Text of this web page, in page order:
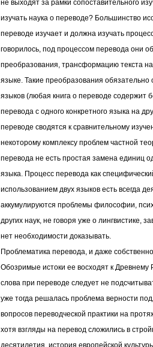
не выходят за рамки сопоставительного
изучать наука о переводе? Большинство
переводе изучает и должна изучать
говорилось, под процессом перевода они
преобразования, трансформацию текста
языке. Такие преобразования
языков (любая книга о переводе содержит
перевода с одного конкретного языка на
переводе сводятся к сравнительному
некоторому комплексу проблем частной
перевода не есть простая замена единиц
языка. Процесс перевода как
использованием двух языков есть всегда
аккумулируются проблемы философии,
других наук, не говоря уже о лингвистике,
нет необходимости доказывать.
Проблематика перевода, и даже
Обозримые истоки ее восходят к
слова при переводе следует не
уже тогда решалась проблема верности
вопросов переводческой практики на
хотя взгляды на перевод сложились в